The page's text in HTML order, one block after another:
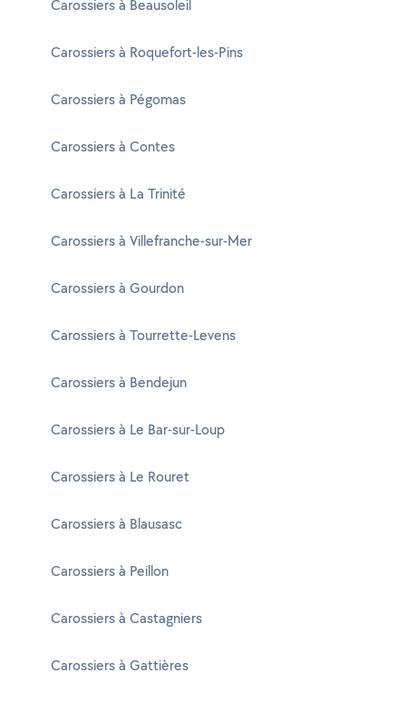
Carossiers à Beausoleil
Carossiers à Roquefort-les-Pins
Carossiers à Pégomas
Carossiers à Contes
Carossiers à La Trinité
Carossiers à Villefranche-sur-Mer
Carossiers à Gourdon
Carossiers à Tourrette-Levens
Carossiers à Bendejun
Carossiers à Le Bar-sur-Loup
Carossiers à Le Rouret
Carossiers à Blausasc
Carossiers à Peillon
Carossiers à Castagniers
Carossiers à Gattières